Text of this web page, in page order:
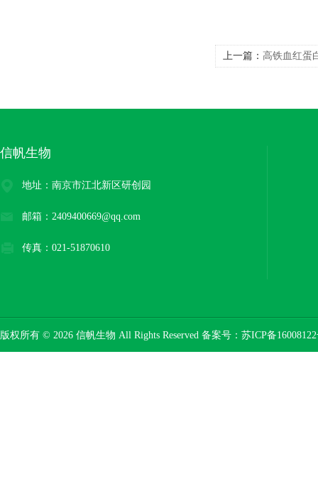
上一篇： 高铁血红蛋
信帆生物
地址：南京市江北新区研创园
邮箱：2409400669@qq.com
传真：021-51870610
版权所有 © 2026 信帆生物 All Rights Reserved 备案号： 苏ICP备